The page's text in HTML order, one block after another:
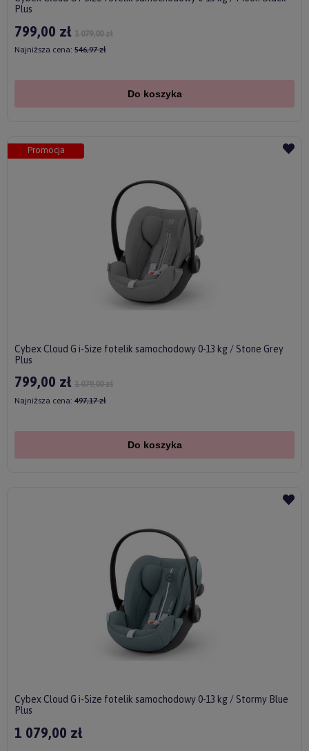
Plus
799,00 zł 1 079,00 zł
Najniższa cena: 546,97 zł
Do koszyka
Cybex Cloud G i-Size fotelik samochodowy 0-13 kg / Stone Grey
Plus
799,00 zł 1 079,00 zł
Najniższa cena: 497,17 zł
Do koszyka
Promocja
Cybex Cloud G i-Size fotelik samochodowy 0-13 kg / Stormy Blue
Plus
1 079,00 zł